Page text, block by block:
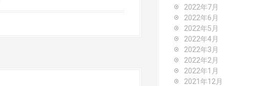
2022年7月
2022年6月
2022年5月
2022年4月
2022年3月
2022年2月
2022年1月
2021年12月